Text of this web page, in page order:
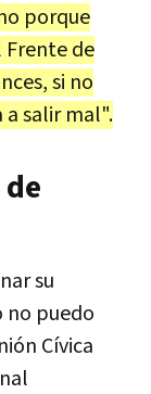
porque
de
si no
a salir mal".
su
no puedo
Cívica